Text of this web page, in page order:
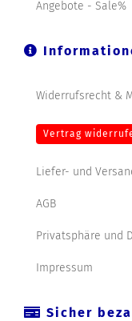
Angebote - Sale%
Widerrufsrecht &
Vertrag
Liefer- und
AGB
Privatsphäre und
Impressum
Sicher